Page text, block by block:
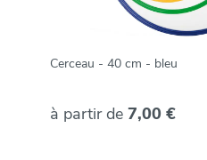
Cerceau - 40 cm - bleu
à partir de 7,00 €